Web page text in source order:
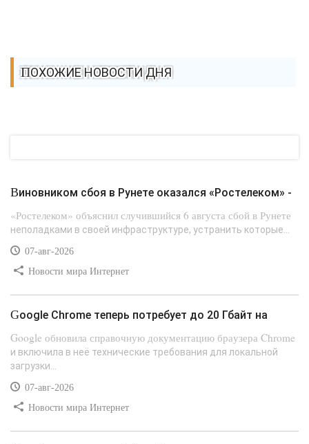
ПОХОЖИЕ НОВОСТИ ДНЯ
Виновником сбоя в Рунете оказался «Ростелеком» -
«Ростелеком» объяснил случившийся 6 августа сбой в Рунете
неполадками в своей инфраструктуре, устранить которые...
07-авг-2026
Новости мира Интернет
Google Chrome теперь потребует до 20 Гбайт на
Google обновила справочную документацию браузера Chrome
и включила в неё технические требования для локальной
загрузки...
07-авг-2026
Новости мира Интернет